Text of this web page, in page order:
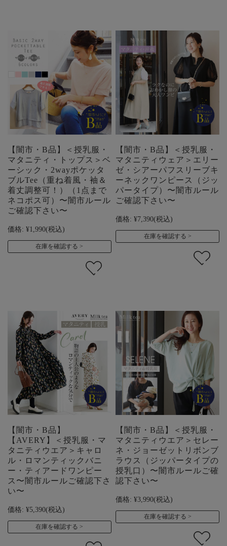
【闇市・B品】＜授乳服・
マタニティ・トップス＞ベ
ーシック・2wayポケッタ
ブルTee（重ね着風・袖＆
着丈調整可！）（1点まで
ネコポス可）〜闇市ルール
ご確認下さい〜
価格: ¥1,990(税込)
在庫を確認する
【闇市・B品】＜授乳服・
マタニティウェア＞エリー
ゼ・シアーパフスリーブキ
ーネックワンピース（ジッ
パータイプ）〜闇市ルール
ご確認下さい〜
価格: ¥7,390(税込)
在庫を確認する
【闇市・B品】
【AVERY】＜授乳服・マ
タニティウエア＞キャロ
ル・ロマンティックバニ
ー・ティアードワンピー
ス〜闇市ルールご確認下さ
い〜
価格: ¥5,390(税込)
在庫を確認する
【闇市・B品】＜授乳服・
マタニティウエア＞セレー
ネ・ジョーゼットリボンブ
ラウス（ジッパータイプの
授乳口）〜闇市ルールご確
認下さい〜
価格: ¥3,990(税込)
在庫を確認する